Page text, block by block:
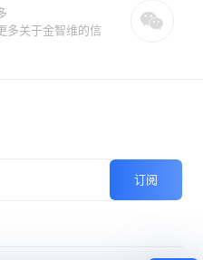
多关于金智维的信